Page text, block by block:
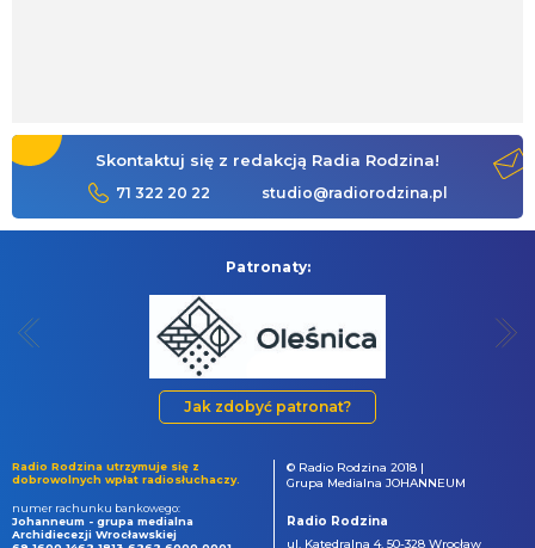
Skontaktuj się z redakcją Radia Rodzina!
71 322 20 22 studio@radiorodzina.pl
Patronaty:
Jak zdobyć patronat?
Radio Rodzina utrzymuje się z
dobrowolnych wpłat radiosłuchaczy.
numer rachunku bankowego:
Johanneum - grupa medialna
Archidiecezji Wrocławskiej
© Radio Rodzina 2018 |
Grupa Medialna JOHANNEUM
Radio Rodzina
ul. Katedralna 4, 50-328 Wrocław